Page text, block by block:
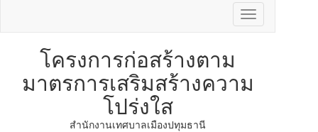
Toggle
navigation
โครงการก่อสร้างตาม
มาตรการเสริมสร้างความ
โปร่งใส
​สำนักงานเทศบาลเมืองปทุมธานี